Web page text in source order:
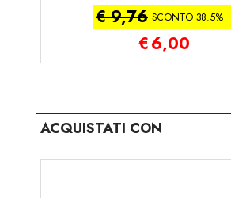
€ 9,76 SCONTO 38.5%
€6,00
ACQUISTATI CON